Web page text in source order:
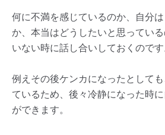
何に不満を感じているのか、自分
か、本当はどうしたいと思ってい
いない時に話し合いしておくのです
例えその後ケンカになったとして
ているため、後々冷静になった時
ができます。